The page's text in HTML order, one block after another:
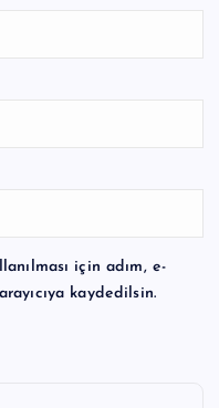
için adım, e-
kaydedilsin.